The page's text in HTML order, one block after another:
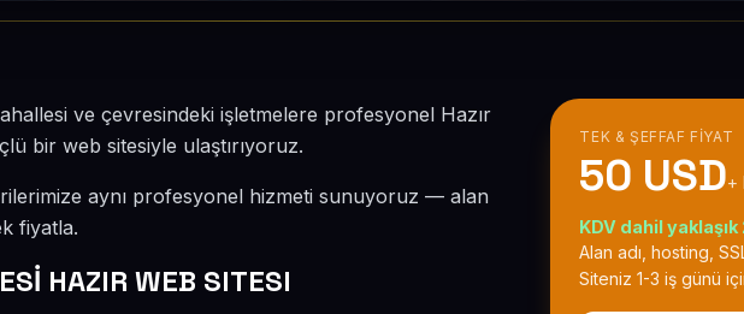
ve çevresindeki işletmelere profesyonel Hazır
bir web sitesiyle ulaştırıyoruz.
aynı profesyonel hizmeti sunuyoruz — alan
fiyatla.
HAZIR WEB SITESI
TEK & ŞEFFAF FIYAT
50 USD+
KDV dahil yaklaşık
Alan adı, hosting,
Siteniz 1-3 iş günü